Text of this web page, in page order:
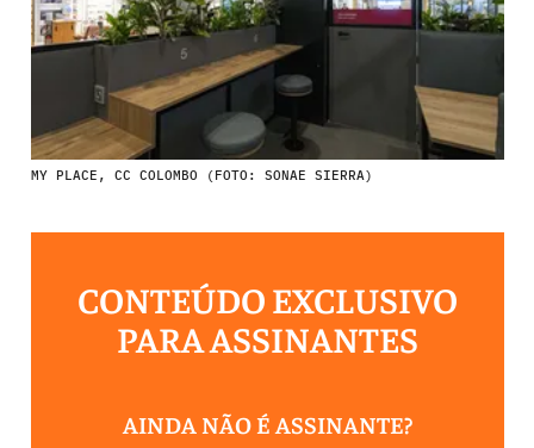
MY PLACE, CC COLOMBO (FOTO: SONAE SIERRA)
CONTEÚDO EXCLUSIVO
PARA ASSINANTES
AINDA NÃO É ASSINANTE?